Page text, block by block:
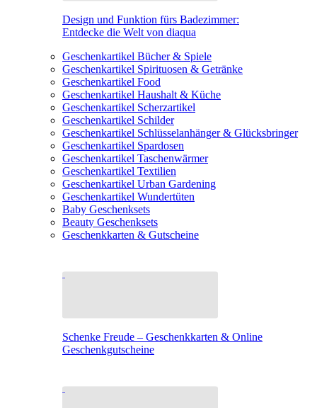
Design und Funktion fürs Badezimmer:
Entdecke die Welt von diaqua
Geschenkartikel Bücher & Spiele
Geschenkartikel Spirituosen & Getränke
Geschenkartikel Food
Geschenkartikel Haushalt & Küche
Geschenkartikel Scherzartikel
Geschenkartikel Schilder
Geschenkartikel Schlüsselanhänger & Glücksbringer
Geschenkartikel Spardosen
Geschenkartikel Taschenwärmer
Geschenkartikel Textilien
Geschenkartikel Urban Gardening
Geschenkartikel Wundertüten
Baby Geschenksets
Beauty Geschenksets
Geschenkkarten & Gutscheine
Schenke Freude – Geschenkkarten & Online
Geschenkgutscheine